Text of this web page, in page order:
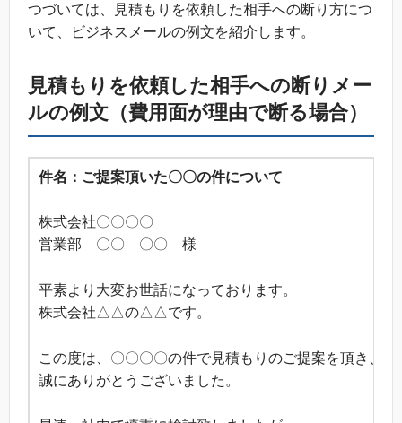
つづいては、見積もりを依頼した相手への断り方につ
いて、ビジネスメールの例文を紹介します。
見積もりを依頼した相手への断りメー
ルの例文（費用面が理由で断る場合）
件名：ご提案頂いた〇〇の件について
株式会社〇〇〇〇
営業部 〇〇 〇〇 様
平素より大変お世話になっております。
株式会社△△の△△です。
この度は、〇〇〇〇の件で見積もりのご提案を頂き、
誠にありがとうございました。